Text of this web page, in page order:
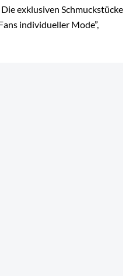
exklusiven Schmuckstücke
individueller Mode”,